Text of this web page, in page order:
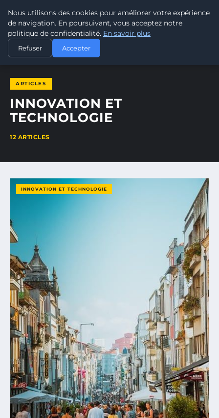
POUVOIR OUVRIER
ACCUEIL INNOVATION ET TECHNOLOGIE
ARTICLES
INNOVATION ET
TECHNOLOGIE
12 ARTICLES
INNOVATION ET TECHNOLOGIE
Nous utilisons des cookies pour améliorer votre expérience
de navigation. En poursuivant, vous acceptez notre
politique de confidentialité. En savoir plus
Refuser Accepter